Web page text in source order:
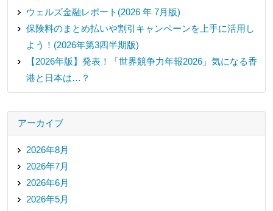
ウェルズ金融レポート(2026 年 7月版)
保険料のまとめ払いや割引キャンペーンを上手に活用し
よう！(2026年第3四半期版)
【2026年版】発表！「世界競争力年報2026」気になる香
港と日本は…？
アーカイブ
2026年8月
2026年7月
2026年6月
2026年5月